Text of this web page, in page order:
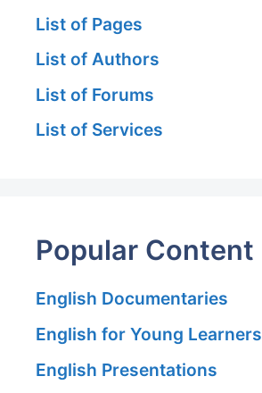
List of Pages
List of Authors
List of Forums
List of Services
Popular Content
English Documentaries
English for Young Learners
English Presentations